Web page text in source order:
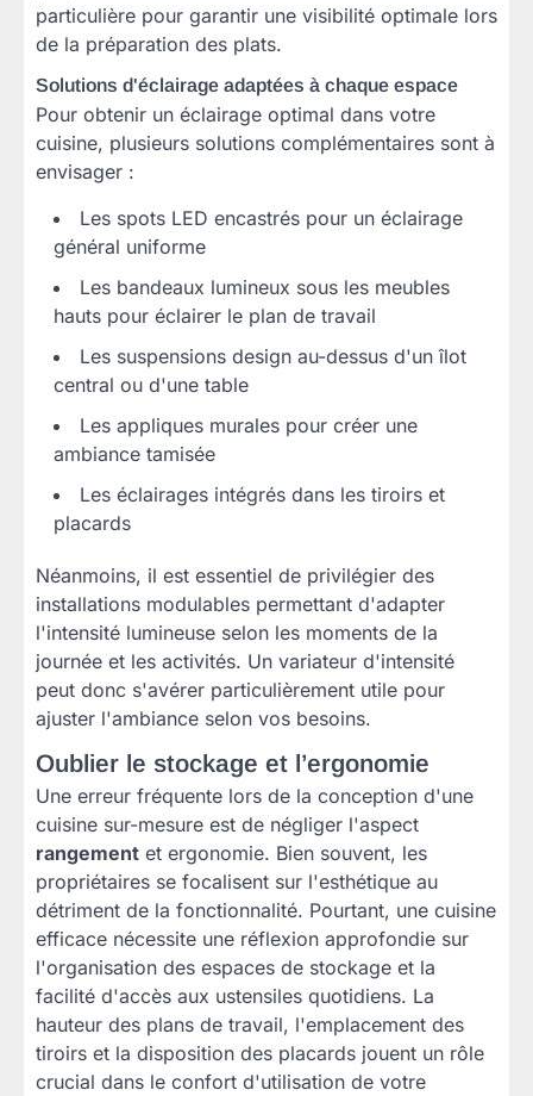
particulière pour garantir une visibilité optimale lors
de la préparation des plats.
Solutions d'éclairage adaptées à chaque espace
Pour obtenir un éclairage optimal dans votre
cuisine, plusieurs solutions complémentaires sont à
envisager :
Les spots LED encastrés pour un éclairage
général uniforme
Les bandeaux lumineux sous les meubles
hauts pour éclairer le plan de travail
Les suspensions design au-dessus d'un îlot
central ou d'une table
Les appliques murales pour créer une
ambiance tamisée
Les éclairages intégrés dans les tiroirs et
placards
Néanmoins, il est essentiel de privilégier des
installations modulables permettant d'adapter
l'intensité lumineuse selon les moments de la
journée et les activités. Un variateur d'intensité
peut donc s'avérer particulièrement utile pour
ajuster l'ambiance selon vos besoins.
Oublier le stockage et l’ergonomie
Une erreur fréquente lors de la conception d'une
cuisine sur-mesure est de négliger l'aspect
rangement et ergonomie. Bien souvent, les
propriétaires se focalisent sur l'esthétique au
détriment de la fonctionnalité. Pourtant, une cuisine
efficace nécessite une réflexion approfondie sur
l'organisation des espaces de stockage et la
facilité d'accès aux ustensiles quotidiens. La
hauteur des plans de travail, l'emplacement des
tiroirs et la disposition des placards jouent un rôle
crucial dans le confort d'utilisation de votre